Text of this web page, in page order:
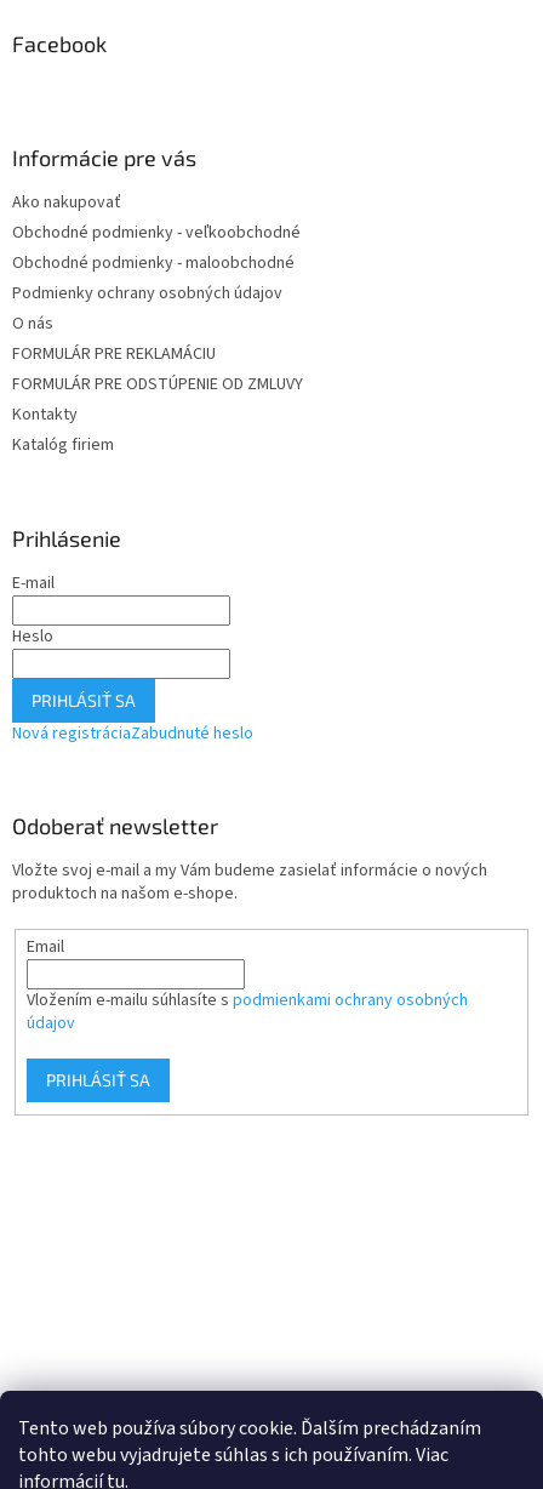
Tento web používa súbory cookie. Ďalším prechádzaním
tohto webu vyjadrujete súhlas s ich používaním. Viac
informáciítu.
Facebook
Informácie pre vás
Ako nakupovať
Obchodné podmienky - veľkoobchodné
Obchodné podmienky - maloobchodné
Podmienky ochrany osobných údajov
O nás
FORMULÁR PRE REKLAMÁCIU
FORMULÁR PRE ODSTÚPENIE OD ZMLUVY
Kontakty
Katalóg firiem
Prihlásenie
E-mail
Heslo
PRIHLÁSIŤ SA
Nová registráciaZabudnuté heslo
Odoberať newsletter
Vložte svoj e-mail a my Vám budeme zasielať informácie o nových
produktoch na našom e-shope.
Email
Vložením e-mailu súhlasíte s podmienkami ochrany osobných
údajov
PRIHLÁSIŤ SA